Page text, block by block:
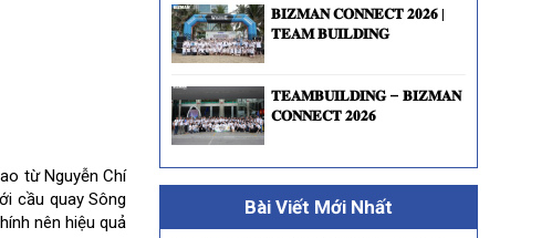
từ Nguyễn Chí
cầu quay Sông
nên hiệu quả
𝐁𝐈𝐙𝐌𝐀𝐍 𝐂𝐎𝐍𝐍𝐄𝐂𝐓 𝟐𝟎𝟐𝟔 |
𝐓𝐄𝐀𝐌 𝐁𝐔𝐈𝐋𝐃𝐈𝐍𝐆
𝐓𝐄𝐀𝐌𝐁𝐔𝐈𝐋𝐃𝐈𝐍𝐆 – 𝐁𝐈𝐙𝐌𝐀𝐍
𝐂𝐎𝐍𝐍𝐄𝐂𝐓 𝟐𝟎𝟐𝟔
Bài Viết Mới Nhất